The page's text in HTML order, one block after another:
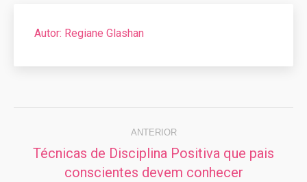
Autor: Regiane Glashan
Navegação ANTERIOR
Post
Técnicas de Disciplina Positiva que pais
conscientes devem conhecer